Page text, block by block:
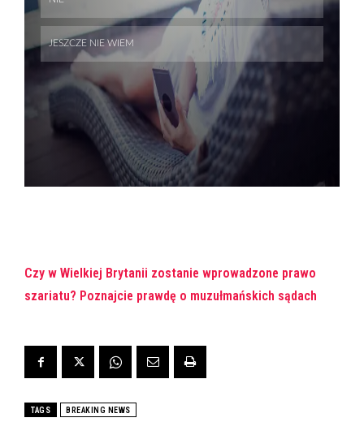
Czy w Wielkiej Brytanii zostanie wprowadzone prawo
szariatu? Poznajcie prawdę o muzułmańskich sądach
TAGS BREAKING NEWS